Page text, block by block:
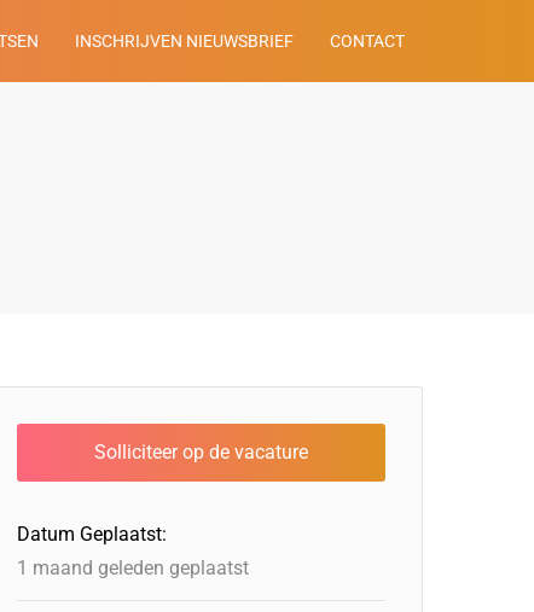
INSCHRIJVEN NIEUWSBRIEF CONTACT
Datum Geplaatst:
1 maand geleden geplaatst